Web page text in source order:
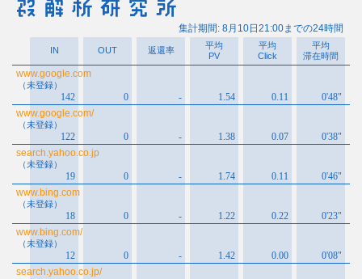
カ